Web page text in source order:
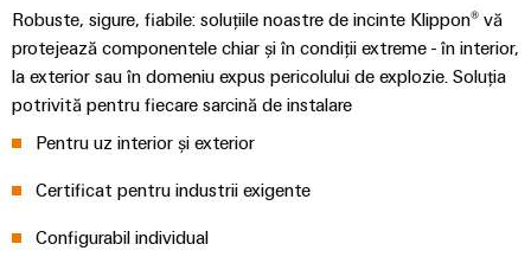
uzate
Utilaje
Soluții
pentru
diferitele
sectoare
automatizare
mașinilor
automate
Software
Elemente
de
marcare
Imprimante
Robuste, sigure, fiabile: soluțiile noastre de incinte Klippon® vă
protejează componentele chiar și în condiții extreme - în interior,
la exterior sau în domeniu expus pericolului de explozie. Soluția
potrivită pentru fiecare sarcină de instalare
Pentru uz interior și exterior
Certificat pentru industrii exigente
Configurabil individual